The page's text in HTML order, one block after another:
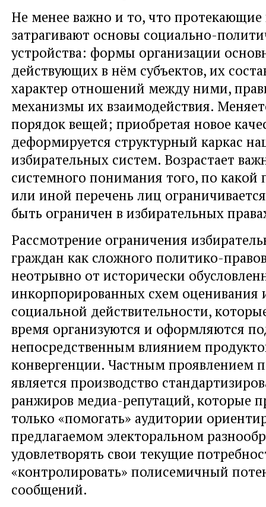
Не менее важно и то, что
затрагивают основы социально-
устройства: формы организации
действующих в нём субъектов, их
характер отношений между ними,
механизмы их взаимодействия.
порядок вещей; приобретая новое
деформируется структурный каркас
избирательных систем. Возрастает
системного понимания того, по какой
или иной перечень лиц
быть ограничен в избирательных
Рассмотрение ограничения
граждан как сложного политико-
неотрывно от исторически
инкорпорированных схем оценивания
социальной действительности,
время организуются и оформляются
непосредственным влиянием
конвергенции. Частным проявлением
является производство
ранжиров медиа-репутаций, которые
только «помогать» аудитории
предлагаемом электоральном
удовлетворять свои текущие
«контролировать» полисемичный
сообщений.